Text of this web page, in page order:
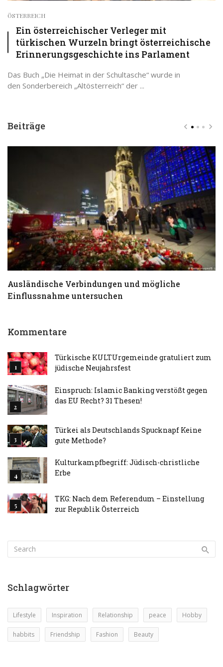
ÖSTERREICH
Ein österreichischer Verleger mit
türkischen Wurzeln bringt österreichische
Erinnerungsgeschichte ins Parlament
Das Buch „Die Heimat in der Schultasche“ wurde in
den Sonderbereich „Altösterreich“ der ...
Beiträge
Ausländische Verbindungen und mögliche
Einflussnahme untersuchen
Kommentare
Türkische KULTUrgemeinde gratuliert zum
jüdische Neujahrsfest
Einspruch: Islamic Banking verstößt gegen
das EU Recht? 31 Thesen!
Türkei als Deutschlands Spucknapf Keine
gute Methode?
Kulturkampfbegriff: Jüdisch-christliche
Erbe
TKG: Nach dem Referendum – Einstellung
zur Republik Österreich
Schlagwörter
Lifestyle Inspiration Relationship peace Hobby
habbits Friendship Fashion Beauty